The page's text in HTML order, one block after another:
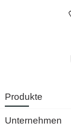
Produkte
Unternehmen